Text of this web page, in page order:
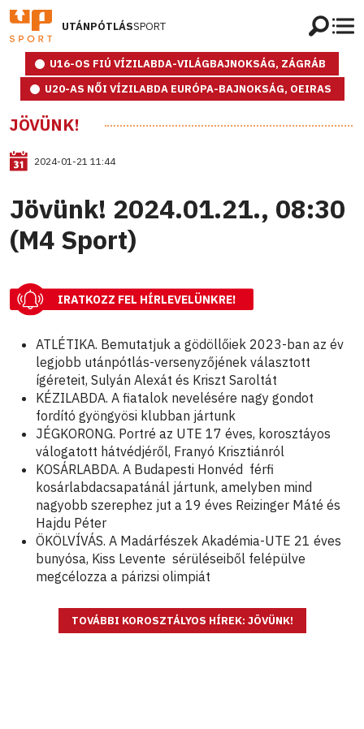
UTÁNPÓTLÁSSPORT
U16-OS FIÚ VÍZILABDA-VILÁGBAJNOKSÁG, ZÁGRÁB
U20-AS NŐI VÍZILABDA EURÓPA-BAJNOKSÁG, OEIRAS
JÖVÜNK!
2024-01-21 11:44
Jövünk! 2024.01.21., 08:30
(M4 Sport)
IRATKOZZ FEL HÍRLEVELÜNKRE!
ATLÉTIKA. Bemutatjuk a gödöllőiek 2023-ban az év
legjobb utánpótlás-versenyzőjének választott
ígéreteit, Sulyán Alexát és Kriszt Saroltát
KÉZILABDA. A fiatalok nevelésére nagy gondot
fordító gyöngyösi klubban jártunk
JÉGKORONG. Portré az UTE 17 éves, korosztáyos
válogatott hátvédjéről, Franyó Krisztiánról
KOSÁRLABDA. A Budapesti Honvéd férfi
kosárlabdacsapatánál jártunk, amelyben mind
nagyobb szerephez jut a 19 éves Reizinger Máté és
Hajdu Péter
ÖKÖLVÍVÁS. A Madárfészek Akadémia-UTE 21 éves
bunyósa, Kiss Levente sérüléseiből felépülve
megcélozza a párizsi olimpiát
TOVÁBBI KOROSZTÁLYOS HÍREK: JÖVÜNK!